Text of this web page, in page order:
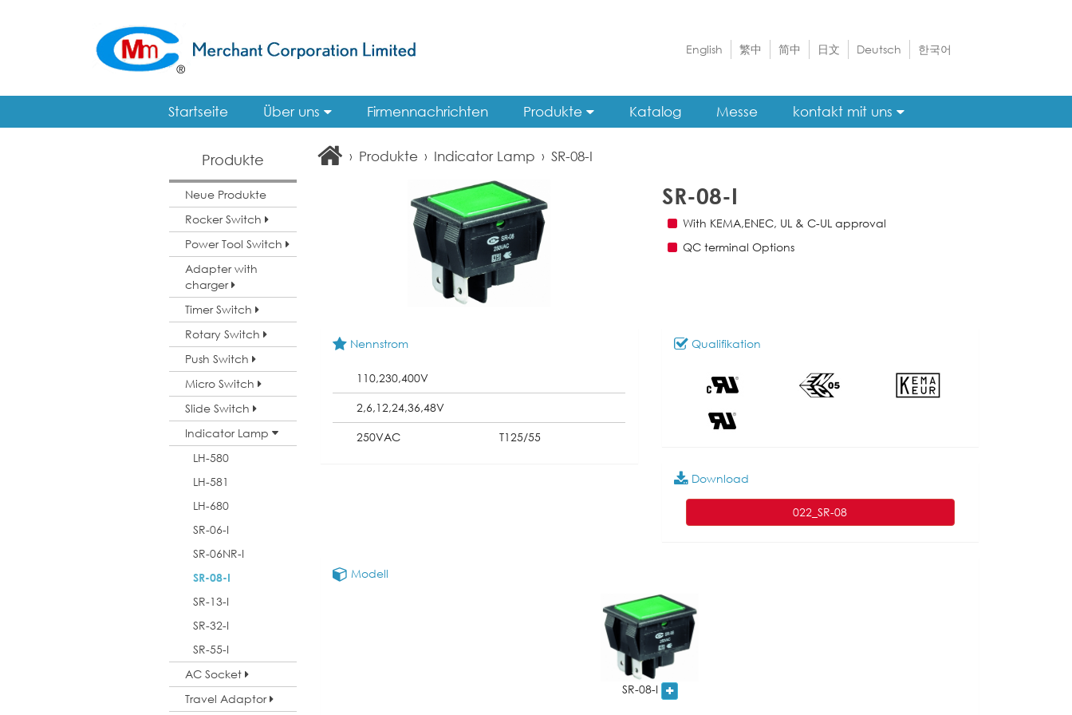
English 繁中 简中 日文 Deutsch 한국어
Startseite Über uns Firmennachrichten Produkte Katalog Messe kontakt mit uns
Produkte
Neue Produkte
Rocker Switch
Power Tool Switch
Adapter with
charger
Timer Switch
Rotary Switch
Push Switch
Micro Switch
Slide Switch
Indicator Lamp
LH-580
LH-581
LH-680
SR-06-I
SR-06NR-I
SR-08-I
SR-13-I
SR-32-I
SR-55-I
AC Socket
Travel Adaptor
› Produkte › Indicator Lamp › SR-08-I
SR-08-I
With KEMA,ENEC, UL & C-UL approval
QC terminal Options
Nennstrom
110,230,400V
2,6,12,24,36,48V
250VAC
T125/55
Qualifikation
Download
022_SR-08
Modell
SR-08-I